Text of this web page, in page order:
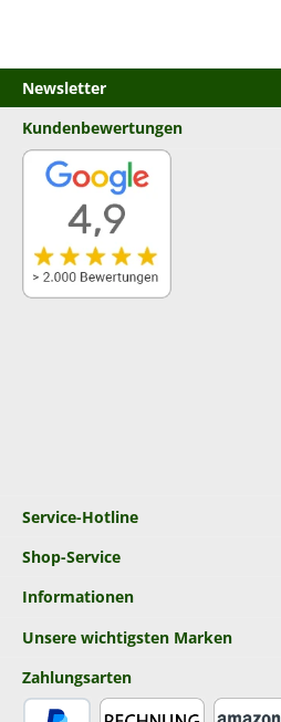
Newsletter
Service-Hotline
Shop-Service
Informationen
Unsere wichtigsten Marken
Kundenbewertungen
Zahlungsarten